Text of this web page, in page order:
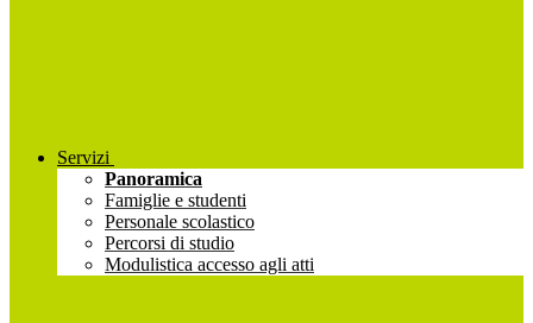
Servizi
Panoramica
Famiglie e studenti
Personale scolastico
Percorsi di studio
Modulistica accesso agli atti